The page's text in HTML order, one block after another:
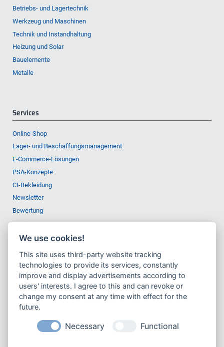
Betriebs- und Lagertechnik
Werkzeug und Maschinen
Technik und Instandhaltung
Heizung und Solar
Bauelemente
Metalle
Services
Online-Shop
Lager- und Beschaffungsmanagement
E-Commerce-Lösungen
PSA-Konzepte
CI-Bekleidung
Newsletter
Bewertung
Unternehmen
Portrait
Zertifizierungen
Nachrichten
Meilensteine
We use cookies!
This site uses third-party website tracking
technologies to provide its services, constantly
improve and display advertisements according to
users' interests. I agree to this and can revoke or
change my consent at any time with effect for the
future.
Necessary Functional